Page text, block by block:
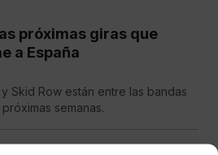
próximas giras que
a España
Skid Row están entre las bandas
semanas.